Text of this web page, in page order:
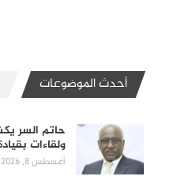
أحدث الموضوعات
حاتم السر
ولقاءات
أغسطس 8, 2026